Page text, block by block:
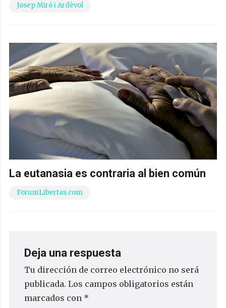
Josep Miró i Ardèvol
La eutanasia es contraria al bien común
ForumLibertas.com
Deja una respuesta
Tu dirección de correo electrónico no será
publicada. Los campos obligatorios están
marcados con *